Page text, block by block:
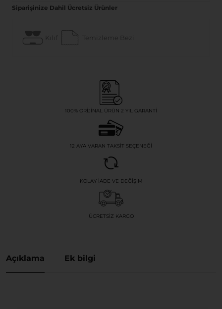
Siparişinize Dahil Ücretsiz Ürünler
Kılıf Temizleme Bezi
100% ORIJINAL ÜRÜN 2 YIL GARANTI
12 AYA VARAN TAKSIT SEÇENEĞI
KOLAY İADE VE DEĞIŞIM
ÜCRETSIZ KARGO
Açıklama Ek bilgi